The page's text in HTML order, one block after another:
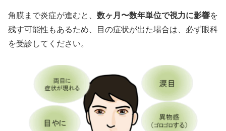
角膜まで炎症が進むと、 数ヶ月〜数年単位で視力に影響を
残す可能性もあるため、目の症状が出た場合は、必ず眼科
を受診してください。